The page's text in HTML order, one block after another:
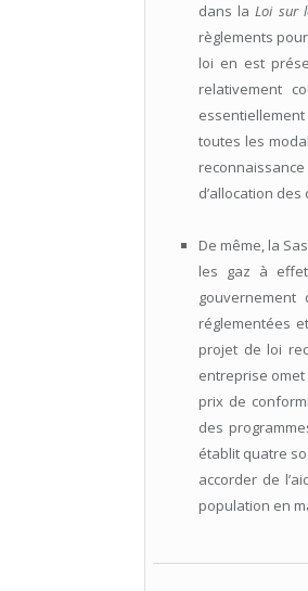
dans laLoi sur
règlements
loi en est
relativement
toutes les
d’allocation
De même, la
les gaz à
réglementées
projet de loi
entreprise
prix de
des
établit quatre
accorder de
population en